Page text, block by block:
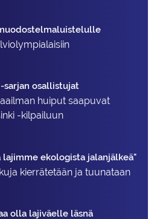
-sarjan osallistujat
huiput saapuvat
-kilpailuun
lajimme ekologista jalanjälkeä"
kierrätetään ja tuunataan
olla lajiväelle läsnä